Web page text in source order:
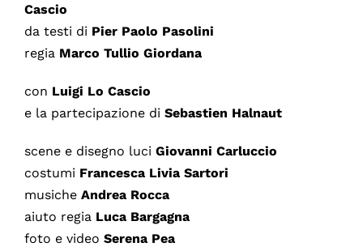
Cascio
da testi di Pier Paolo Pasolini
regia Marco Tullio Giordana
con Luigi Lo Cascio
e la partecipazione di Sebastien Halnaut
scene e disegno luci Giovanni Carluccio
costumi Francesca Livia Sartori
musicheAndrea Rocca
aiuto regia Luca Bargagna
foto e video Serena Pea